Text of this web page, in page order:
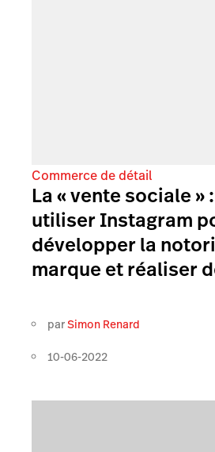
Commerce de détail
La « vente sociale »
utiliser Instagram
développer la
marque et réaliser
parSimon Renard
10-06-2022